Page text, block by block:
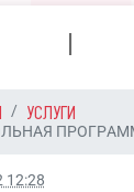
I
УСЛУГИ
12:28